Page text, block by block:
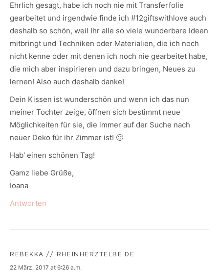
Ehrlich gesagt, habe ich noch nie mit Transferfolie
gearbeitet und irgendwie finde ich #12giftswithlove auch
deshalb so schön, weil Ihr alle so viele wunderbare Ideen
mitbringt und Techniken oder Materialien, die ich noch
nicht kenne oder mit denen ich noch nie gearbeitet habe,
die mich aber inspirieren und dazu bringen, Neues zu
lernen! Also auch deshalb danke!
Dein Kissen ist wunderschön und wenn ich das nun
meiner Tochter zeige, öffnen sich bestimmt neue
Möglichkeiten für sie, die immer auf der Suche nach
neuer Deko für ihr Zimmer ist! 🙂
Hab' einen schönen Tag!
Gamz liebe Grüße,
Ioana
Antworten
REBEKKA // RHEINHERZTELBE.DE
says:
22 März, 2017 at 6:26 a.m.